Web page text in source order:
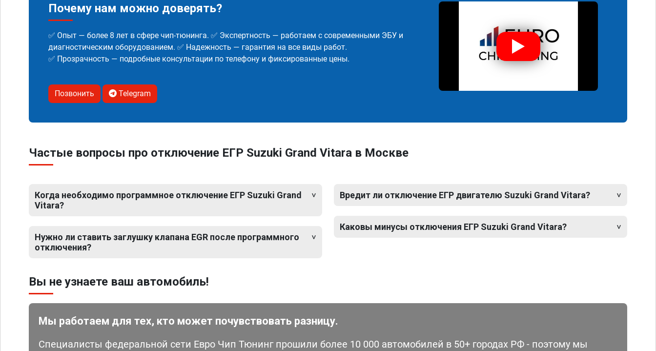
Почему нам можно доверять?
✅ Опыт — более 8 лет в сфере чип-тюнинга. ✅ Экспертность — работаем с современными ЭБУ и
диагностическим оборудованием. ✅ Надежность — гарантия на все виды работ.
✅ Прозрачность — подробные консультации по телефону и фиксированные цены.
Позвонить Telegram
Частые вопросы про отключение ЕГР Suzuki Grand Vitara в Москве
Когда необходимо программное отключение ЕГР Suzuki Grand
Vitara?
Нужно ли ставить заглушку клапана EGR после программного
отключения?
Вредит ли отключение ЕГР двигателю Suzuki Grand Vitara?
Каковы минусы отключения ЕГР Suzuki Grand Vitara?
Вы не узнаете ваш автомобиль!
Мы работаем для тех, кто может почувствовать разницу.
Специалисты федеральной сети Евро Чип Тюнинг прошили более 10 000 автомобилей в 50+ городах РФ - поэтому мы